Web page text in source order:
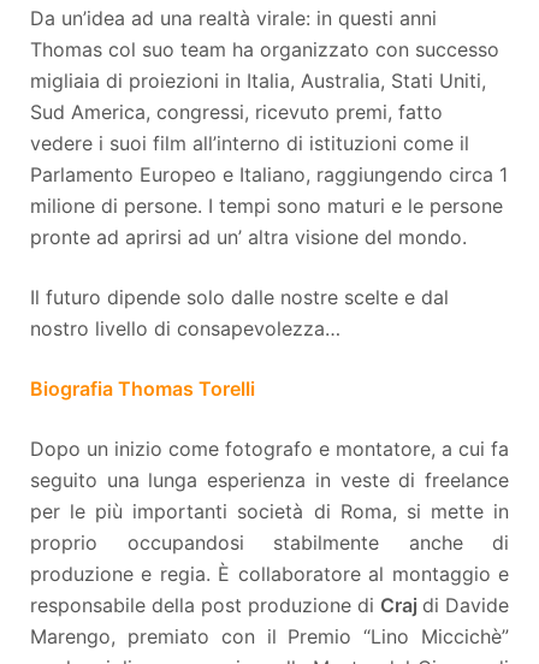
Da un’idea ad una realtà virale: in questi anni
Thomas col suo team ha organizzato con successo
migliaia di proiezioni in Italia, Australia, Stati Uniti,
Sud America, congressi, ricevuto premi, fatto
vedere i suoi film all’interno di istituzioni come il
Parlamento Europeo e Italiano, raggiungendo circa 1
milione di persone. I tempi sono maturi e le persone
pronte ad aprirsi ad un’ altra visione del mondo.
Il futuro dipende solo dalle nostre scelte e dal
nostro livello di consapevolezza…
Biografia Thomas Torelli
Dopo un inizio come fotografo e montatore, a cui fa
seguito una lunga esperienza in veste di freelance
per le più importanti società di Roma, si mette in
proprio occupandosi stabilmente anche di
produzione e regia. È collaboratore al montaggio e
responsabile della post produzione di Craj di Davide
Marengo, premiato con il Premio “Lino Miccichè”